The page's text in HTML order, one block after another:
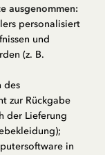
ausgenommen:
personalisiert
und
(z. B.
des
zur Rückgabe
der Lieferung
in